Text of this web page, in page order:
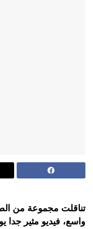
تناقلت مجموعة من
واسع، فيديو مثير جدا